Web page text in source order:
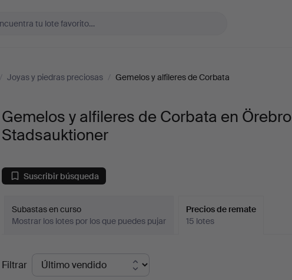
/ Joyas y piedras preciosas / Gemelos y alfileres de Corbata
Gemelos y alfileres de Corbata en Örebro
Stadsauktioner
Suscribir búsqueda
Subastas en curso
Mostrar los lotes por los que puedes pujar
Precios de remate
15 lotes
Precios
de
Filtrar